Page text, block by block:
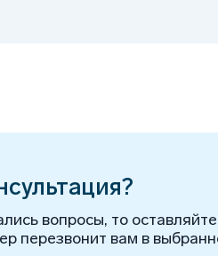
вопросы, то
перезвонит вам в